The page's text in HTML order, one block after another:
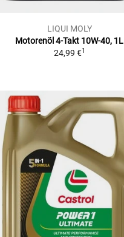
LIQUI MOLY
Motorenöl 4-Takt 10W-40, 1L
24,99 €1